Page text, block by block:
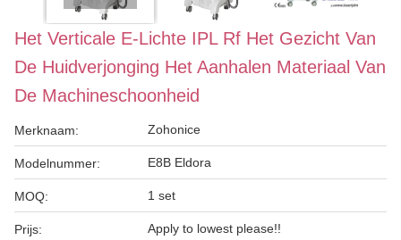
Het Verticale E-Lichte IPL Rf Het Gezicht Van
De Huidverjonging Het Aanhalen Materiaal Van
De Machineschoonheid
Merknaam: Zohonice
Modelnummer: E8B Eldora
MOQ: 1 set
Prijs: Apply to lowest please!!